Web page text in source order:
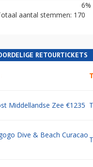
aantal stemmen: 170
RETOURTICKETS
Middellandse Zee €1235
Dive & Beach Curacao